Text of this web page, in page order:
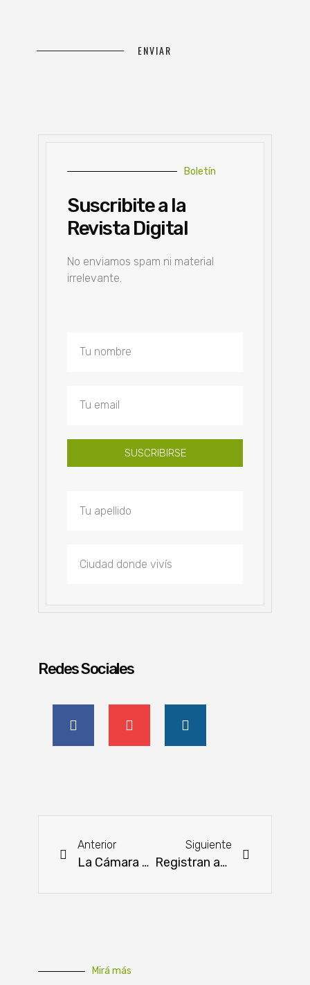
Boletín
Suscribite a la
Revista Digital
No enviamos spam ni material
irrelevante.
SUSCRIBIRSE
Redes Sociales
Anterior
La Cámara Japonesa celebra medio siglo de cooperación estratégica con Paraguay
Siguiente
Registran auspicioso avance en el segundo tramo de la ruta a Puerto Indio
Mirá más